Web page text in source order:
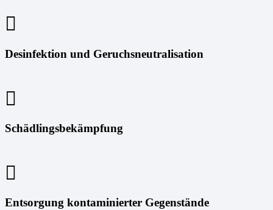
Desinfektion und Geruchsneutralisation
Schädlingsbekämpfung
Entsorgung kontaminierter Gegenstände